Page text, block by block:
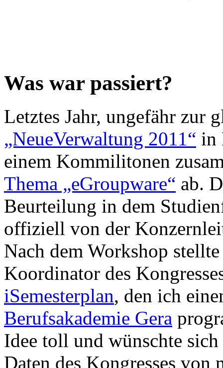
Was war passiert?
Letztes Jahr, ungefähr zur
„NeueVerwaltung 2011“ in
einem Kommilitonen
Thema „eGroupware“ ab.
Beurteilung in dem
offiziell von der
Nach dem Workshop
Koordinator des
iSemesterplan, den ich
Berufsakademie Gera
Idee toll und wünschte
Daten des Kongresses von